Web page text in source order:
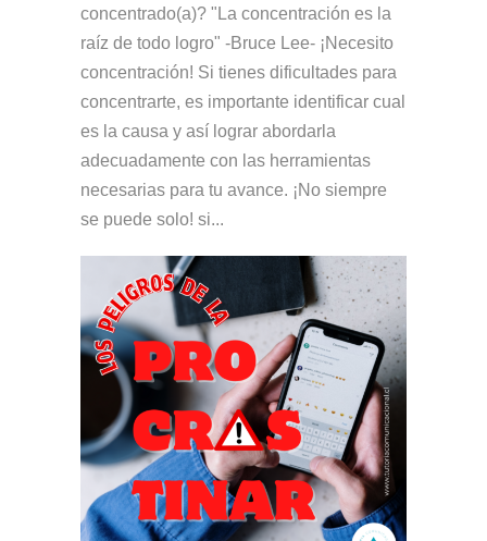
concentrado(a)? "La concentración es la
raíz de todo logro" -Bruce Lee- ¡Necesito
concentración! Si tienes dificultades para
concentrarte, es importante identificar cual
es la causa y así lograr abordarla
adecuadamente con las herramientas
necesarias para tu avance. ¡No siempre
se puede solo! si...